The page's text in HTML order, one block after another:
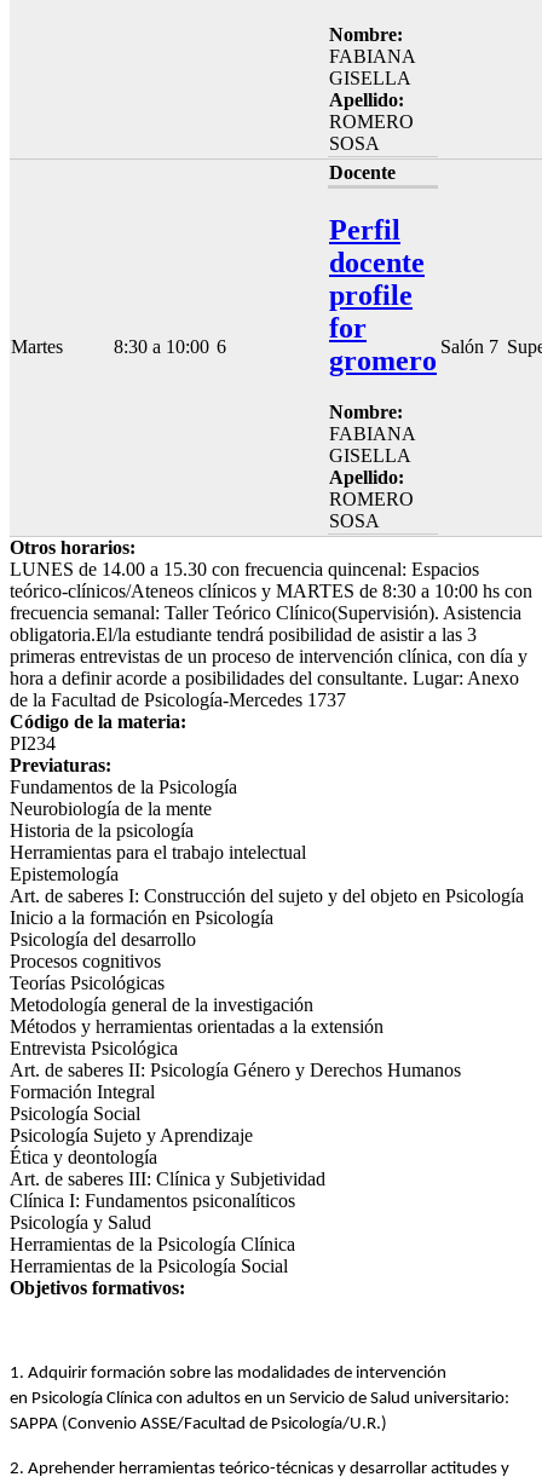
Nombre:
FABIANA
GISELLA
Apellido:
ROMERO
SOSA
Martes 8:30 a 10:00 6
Docente
Perfil
docente
profile
for
gromero
Nombre:
FABIANA
GISELLA
Apellido:
ROMERO
SOSA
Salón 7
Otros horarios:
LUNES de 14.00 a 15.30 con frecuencia quincenal: Espacios
teórico-clínicos/Ateneos clínicos y MARTES de 8:30 a 10:00 hs con
frecuencia semanal: Taller Teórico Clínico(Supervisión). Asistencia
obligatoria.El/la estudiante tendrá posibilidad de asistir a las 3
primeras entrevistas de un proceso de intervención clínica, con día y
hora a definir acorde a posibilidades del consultante. Lugar: Anexo
de la Facultad de Psicología-Mercedes 1737
Código de la materia:
PI234
Previaturas:
Fundamentos de la Psicología
Neurobiología de la mente
Historia de la psicología
Herramientas para el trabajo intelectual
Epistemología
Art. de saberes I: Construcción del sujeto y del objeto en Psicología
Inicio a la formación en Psicología
Psicología del desarrollo
Procesos cognitivos
Teorías Psicológicas
Metodología general de la investigación
Métodos y herramientas orientadas a la extensión
Entrevista Psicológica
Art. de saberes II: Psicología Género y Derechos Humanos
Formación Integral
Psicología Social
Psicología Sujeto y Aprendizaje
Ética y deontología
Art. de saberes III: Clínica y Subjetividad
Clínica I: Fundamentos psiconalíticos
Psicología y Salud
Herramientas de la Psicología Clínica
Herramientas de la Psicología Social
Objetivos formativos:
1. Adquirir formación sobre las modalidades de intervención
en Psicología Clínica con adultos en un Servicio de Salud universitario:
SAPPA (Convenio ASSE/Facultad de Psicología/U.R.)
2. Aprehender herramientas teórico-técnicas y desarrollar actitudes y